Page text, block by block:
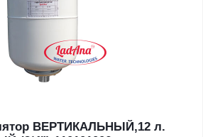
ВЕРТИКАЛЬНЫЙ,12 л.